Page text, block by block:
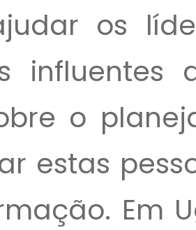
os
o
estas
Em